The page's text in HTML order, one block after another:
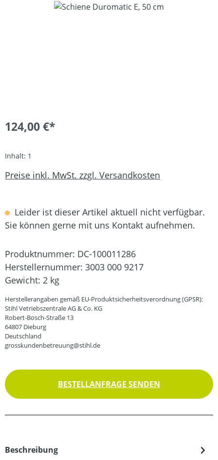
Bildergalerie überspringen
124,00 €*
Inhalt: 1
Preise inkl. MwSt. zzgl. Versandkosten
Leider ist dieser Artikel aktuell nicht verfügbar.
Sie können gerne mit uns Kontakt aufnehmen.
Produktnummer: DC-100011286
Herstellernummer: 3003 000 9217
Gewicht: 2 kg
Herstellerangaben gemäß EU-Produktsicherheitsverordnung (GPSR):
Stihl Vetriebszentrale AG & Co. KG
Robert-Bosch-Straße 13
64807 Dieburg
Deutschland
grosskundenbetreuung@stihl.de
BESTELLANFRAGE SENDEN
Beschreibung